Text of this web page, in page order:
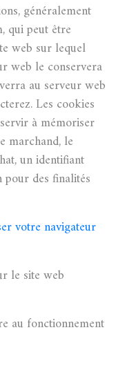
généralement
qui peut être
web sur lequel
web le conservera
au serveur web
Les cookies
à mémoriser
marchand, le
un identifiant
des finalités
votre navigateur
le site web
au fonctionnement